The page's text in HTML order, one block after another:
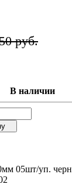
руб.
В наличии
05шт/уп.